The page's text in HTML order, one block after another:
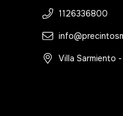
1126336800
Villa Sarmiento